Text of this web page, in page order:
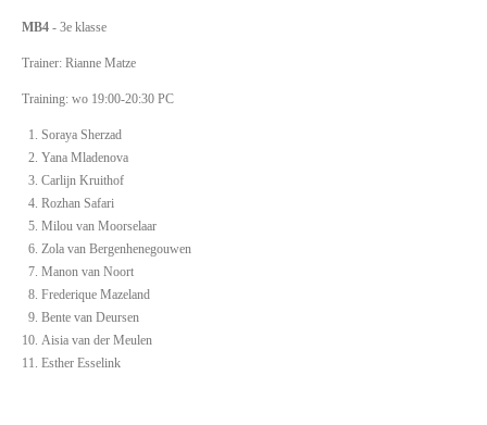
MB4 - 3e klasse
Trainer: Rianne Matze
Training: wo 19:00-20:30 PC
Soraya Sherzad
Yana Mladenova
Carlijn Kruithof
Rozhan Safari
Milou van Moorselaar
Zola van Bergenhenegouwen
Manon van Noort
Frederique Mazeland
Bente van Deursen
Aisia van der Meulen
Esther Esselink